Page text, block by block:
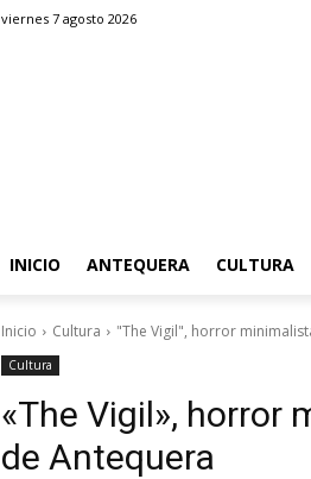
viernes 7 agosto 2026
INICIO ANTEQUERA CULTURA
Inicio Cultura "The Vigil", horror
Cultura
«The Vigil», horror
de Antequera